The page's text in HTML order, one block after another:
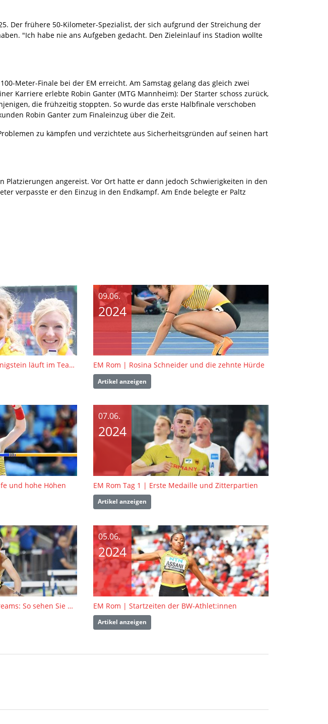
Der frühere 50-Kilometer-Spezialist, der sich aufgrund der Streichung der
"Ich habe nie ans Aufgeben gedacht. Den Zieleinlauf ins Stadion wollte
Meter-Finale bei der EM erreicht. Am Samstag gelang das gleich zwei
Karriere erlebte Robin Ganter (MTG Mannheim): Der Starter schoss zurück,
die frühzeitig stoppten. So wurde das erste Halbfinale verschoben
Robin Ganter zum Finaleinzug über die Zeit.
zu kämpfen und verzichtete aus Sicherheitsgründen auf seinen hart
Platzierungen angereist. Vor Ort hatte er dann jedoch Schwierigkeiten in den
verpasste er den Einzug in den Endkampf. Am Ende belegte er Paltz
EM Rom Tag 3 | Fabienne Königstein läuft im Team zu Silber
09.06.
2024
EM Rom | Rosina Schneider und die zehnte Hürde
Artikel anzeigen
und hohe Höhen
07.06.
2024
EM Rom Tag 1 | Erste Medaille und Zitterpartien
Artikel anzeigen
EM Rom | TV-Zeiten & Livestreams: So sehen Sie die Leichtathletik-EM in Rom live
05.06.
2024
EM Rom | Startzeiten der BW-Athlet:innen
Artikel anzeigen